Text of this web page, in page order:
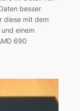
besser
diese mit dem
einem
690